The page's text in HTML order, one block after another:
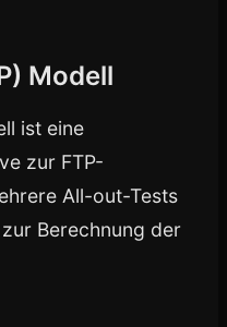
Modell
ist eine
zur FTP-
All-out-Tests
Berechnung der